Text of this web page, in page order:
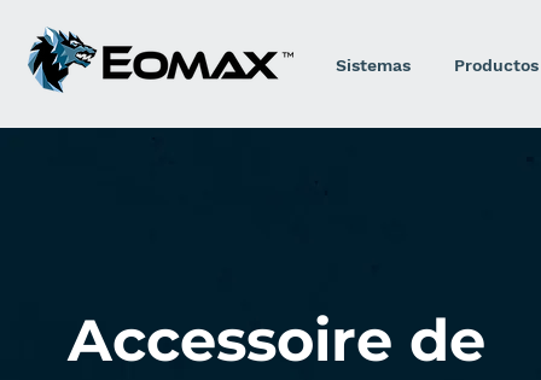
Sistemas Productos
Accessoire de